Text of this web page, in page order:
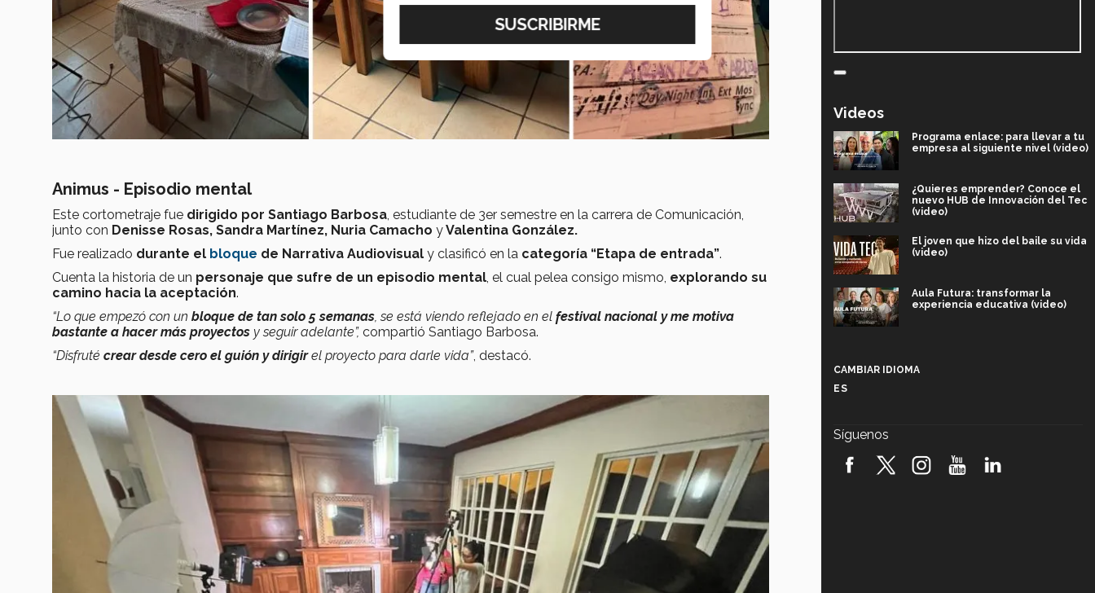
Animus - Episodio mental
Este cortometraje fue dirigido por Santiago Barbosa, estudiante de 3er semestre en la carrera de Comunicación,
junto con Denisse Rosas, Sandra Martínez, Nuria Camacho yValentina González.
Fue realizado durante el bloque de Narrativa Audiovisual y clasificó en la categoría “Etapa de entrada”.
Cuenta la historia de un personaje que sufre de un episodio mental, el cual pelea consigo mismo, explorando su
camino hacia la aceptación.
“Lo que empezó con un bloque de tan solo 5 semanas, se está viendo reflejado en el festival nacional y me motiva
bastante a hacer más proyectos y seguir adelante”, compartió Santiago Barbosa.
“Disfruté crear desde cero el guión y dirigirel proyecto para darle vida”, destacó.
Videos
Programa enlace: para llevar a tu
empresa al siguiente nivel (video)
¿Quieres emprender? Conoce el
nuevo HUB de Innovación del Tec
(video)
El joven que hizo del baile su vida
(video)
Aula Futura: transformar la
experiencia educativa (video)
robótica FIRST 2026! (video)
CAMBIAR IDIOMA
ES
Síguenos